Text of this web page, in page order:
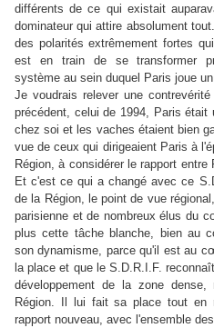
différents de ce qui existait
dominateur qui attire absolument
des polarités extrêmement fortes
est en train de se transformer
système au sein duquel Paris joue
Je voudrais relever une
précédent, celui de 1994, Paris
chez soi et les vaches étaient bien
vue de ceux qui dirigeaient Paris à
Région, à considérer le rapport
Et c'est ce qui a changé avec ce
de la Région, le point de vue
parisienne et de nombreux élus du
plus cette tâche blanche, bien au
son dynamisme, parce qu'il est au
la place et que le S.D.R.I.F.
développement de la zone
Région. Il lui fait sa place tout en
rapport nouveau, avec l'ensemble